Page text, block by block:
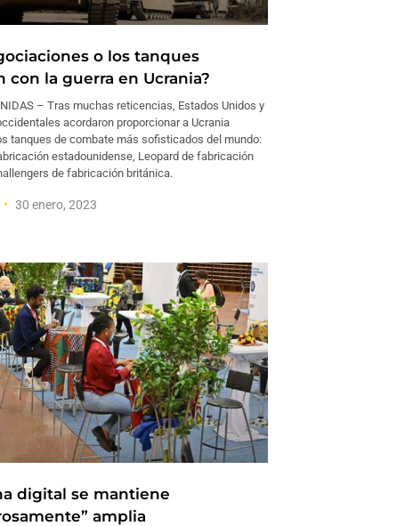
o los tanques
con la guerra en Ucrania?
– Tras muchas reticencias, Estados Unidos y
acordaron proporcionar a Ucrania
tanques de combate más sofisticados del mundo:
estadounidense, Leopard de fabricación
de fabricación británica.
30 enero, 2023
digital se mantiene
amplia